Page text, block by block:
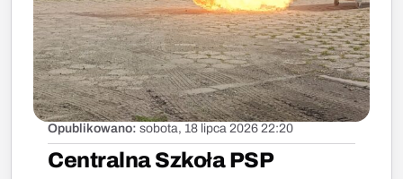
Opublikowano: sobota, 18 lipca 2026 22:20
Centralna Szkoła PSP